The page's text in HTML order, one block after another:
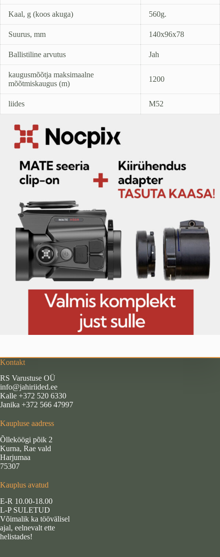
Kaal, g (koos akuga) 560g.
Suurus, mm 140x96x78
Ballistiline arvutus Jah
kaugusmõõtja maksimaalne
mõõtmiskaugus (m)
1200
liides M52
Kontakt
RS Varustuse OÜ
info@jahiriided.ee
Kalle +372 520 6330
Janika +372 566 47997
Kaupluse aadress
Õlleköögi põik 2
Kurna, Rae vald
Harjumaa
75307
Kauplus avatud
E-R 10.00-18.00
L-P SULETUD
Võimalik ka töövälisel
ajal, eelnevalt ette
helistades!